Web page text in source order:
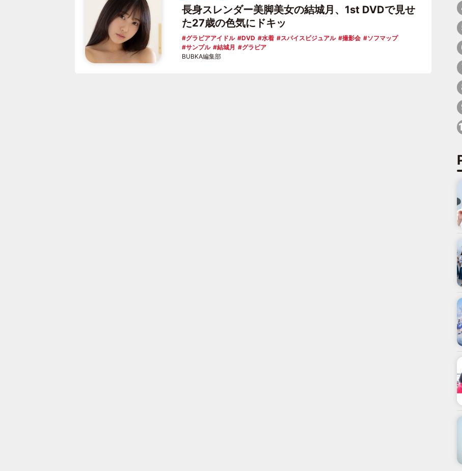
長身スレンダー美脚美女の結城月、1st DVDで見せ
た27歳の色気にドキッ
グラビアアイドル DVD 水着 スパイスビジュアル 撮影会
ソフマップ
サンプル
結城月 グラビア
BUBKA編集部